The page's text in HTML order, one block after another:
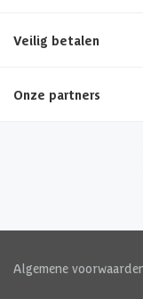
Veilig betalen
Onze partners
Algemene